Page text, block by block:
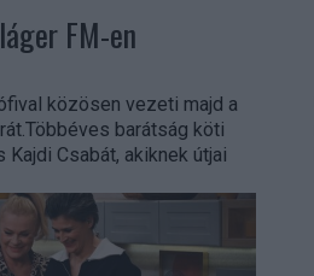
FM-en
közösen vezeti majd a
barátság köti
Csabát, akiknek útjai